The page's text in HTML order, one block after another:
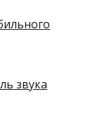
звука